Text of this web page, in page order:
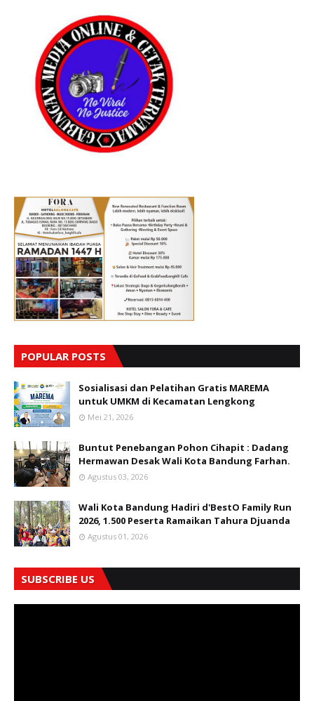
POPULAR POSTS
Sosialisasi dan Pelatihan Gratis MAREMA
untuk UMKM di Kecamatan Lengkong
Mei 21, 2026
Buntut Penebangan Pohon Cihapit : Dadang
Hermawan Desak Wali Kota Bandung Farhan.
Agustus 03, 2026
Wali Kota Bandung Hadiri d'BestO Family Run
2026, 1.500 Peserta Ramaikan Tahura Djuanda
Agustus 01, 2026
SUBSCRIBE US